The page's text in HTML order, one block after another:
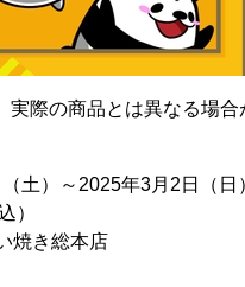
際の商品とは異なる場
土）～2025年3月2日（日
）
焼き総本店